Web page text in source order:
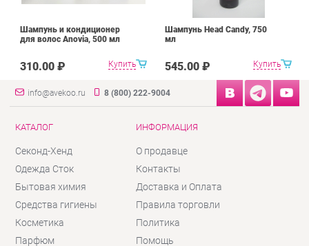
Купить
Шампунь и кондиционер
для волос Anovia, 500 мл
310.00 ₽ Купить
Шампунь Head Candy, 750
мл
545.00 ₽
info@avekoo.ru 8 (800) 222-9004
КАТАЛОГ
Секонд-Хенд
Одежда Сток
Бытовая химия
Средства гигиены
Косметика
Парфюм
ИНФОРМАЦИЯ
О продавце
Контакты
Доставка и Оплата
Правила торговли
Политика
Помощь